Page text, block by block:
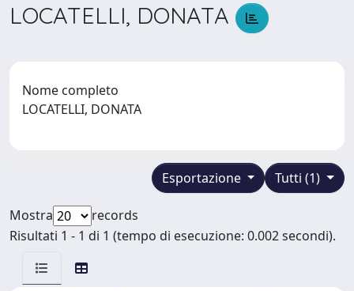
LOCATELLI, DONATA
Nome completo
LOCATELLI, DONATA
Tutti (1)
Esportazione
Mostra
records
Risultati 1 - 1 di 1 (tempo di esecuzione: 0.002 secondi).